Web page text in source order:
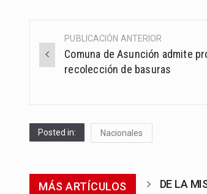
Post
navigation
PUBLICACIÓN ANTERIOR
Comuna de Asunción admite
recolección de basuras
Posted in: Nacionales
MÁS ARTÍCULOS DE LA